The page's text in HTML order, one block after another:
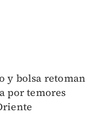
y bolsa retoman
por temores